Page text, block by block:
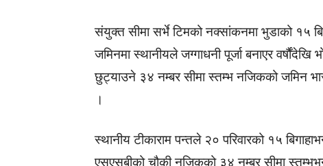
संयुक्त सीमा सर्भे टिमको नक्सांकनमा भुडाको १५
जमिनमा स्थानीयले जग्गाधनी पूर्जा बनाएर
छुट्याउने ३४ नम्बर सीमा स्तम्भ नजिकको जमिन
।
स्थानीय टीकाराम पन्तले २० परिवारको १५
एसएसबीको चौकी नजिकको ३४ नम्बर सीमा